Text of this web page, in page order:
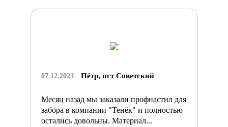
07.12.2023 Пётр, пгт Советский
Месяц назад мы заказали профнастил для
забора в компании "Тенёк" и полностью
остались довольны. Материал...